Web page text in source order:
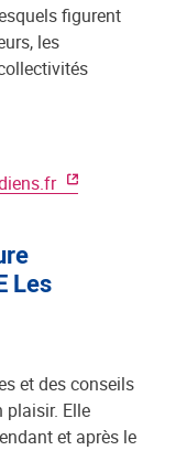
figurent
les
Les
et des conseils
plaisir. Elle
et après le